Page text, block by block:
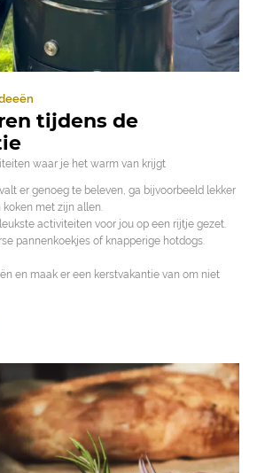
tijdens de
waar je het warm van krijgt
er genoeg te beleven, ga bijvoorbeeld lekker
met zijn allen.
activiteiten voor jou op een rijtje gezet.
pannenkoekjes of knapperige hotdogs.
en maak er een kerstvakantie van om niet